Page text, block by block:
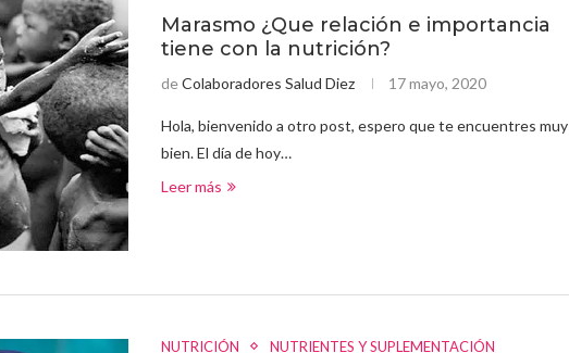
Marasmo ¿Que relación e importancia
tiene con la nutrición?
deColaboradores Salud Diez 17 mayo, 2020
Hola, bienvenido a otro post, espero que te encuentres muy
bien. El día de hoy…
Leer más
NUTRICIÓN NUTRIENTES Y SUPLEMENTACIÓN